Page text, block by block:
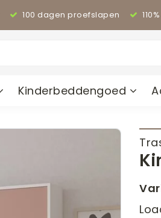
100 dagen proefslapen
Kinderbeddengoed